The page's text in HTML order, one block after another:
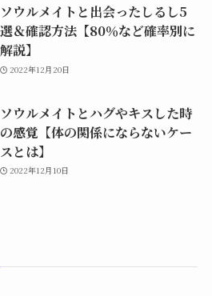
ソウルメイトと出会ったしるし5
選＆確認方法【80％など確率別に
解説】
2022年12月20日
ソウルメイトとハグやキスした時
の感覚【体の関係にならないケー
スとは】
2022年12月10日